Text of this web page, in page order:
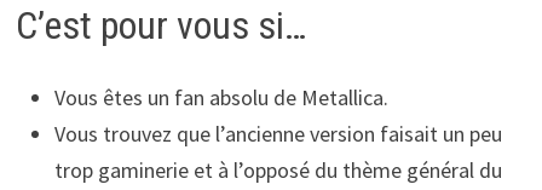
C’est pour vous si…
Vous êtes un fan absolu de Metallica.
Vous trouvez que l’ancienne version faisait un peu
trop gaminerie et à l’opposé du thème général du